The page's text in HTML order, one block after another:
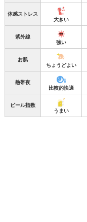
体感ストレス
大きい
紫外線
強い
お肌
ちょうどよい
熱帯夜
比較的快適
ビール指数
うまい